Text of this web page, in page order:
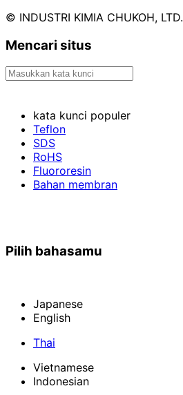
© INDUSTRI KIMIA CHUKOH, LTD.
Mencari situs
kata kunci populer
Teflon
SDS
RoHS
Fluororesin
Bahan membran
Pilih bahasamu
Japanese
English
Thai
Vietnamese
Indonesian